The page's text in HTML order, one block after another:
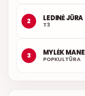
2 LEDINĖ JŪRA
T3
3 MYLĖK MANE
POPKULTŪRA